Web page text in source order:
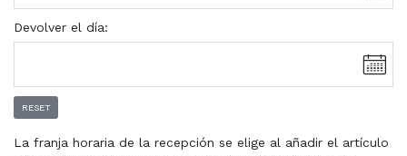
Devolver el día:
RESET
La franja horaria de la recepción se elige al añadir el artículo